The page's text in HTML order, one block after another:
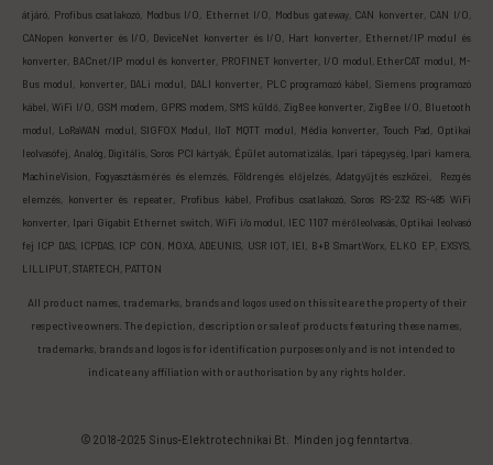
átjáró, Profibus csatlakozó, Modbus I/O, Ethernet I/O, Modbus gateway, CAN konverter, CAN I/O,
CANopen konverter és I/O, DeviceNet konverter és I/O, Hart konverter, Ethernet/IP modul és
konverter, BACnet/IP modul és konverter, PROFINET konverter, I/O modul, EtherCAT modul, M-
Bus modul, konverter, DALi modul, DALI konverter, PLC programozó kábel, Siemens programozó
kábel, WiFi I/O, GSM modem, GPRS modem, SMS küldő, ZigBee konverter, ZigBee I/O, Bluetooth
modul, LoRaWAN modul, SIGFOX Modul, IIoT MQTT modul, Média konverter, Touch Pad, Optikai
leolvasófej, Analóg, Digitális, Soros PCI kártyák, Épület automatizálás, Ipari tápegység, Ipari kamera,
MachineVision, Fogyasztásmérés és elemzés, Földrengés előjelzés, Adatgyűjtés eszközei, Rezgés
elemzés, konverter és repeater, Profibus kábel, Profibus csatlakozó, Soros RS-232 RS-485 WiFi
konverter, Ipari Gigabit Ethernet switch, WiFi i/o modul, IEC 1107 mérőleolvasás, Optikai leolvasó
fej ICP DAS, ICPDAS, ICP CON, MOXA, ADEUNIS, USR IOT, IEI, B+B SmartWorx, ELKO EP, EXSYS,
LILLIPUT, STARTECH, PATTON
All product names, trademarks, brands and logos used on this site are the property of their
respective owners. The depiction, description or sale of products featuring these names,
trademarks, brands and logos is for identification purposes only and is not intended to
indicate any affiliation with or authorisation by any rights holder.
© 2018-2025 Sinus-Elektrotechnikai Bt. Minden jog fenntartva.